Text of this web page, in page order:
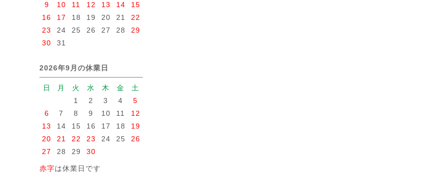
9
10 11 12 13 14
15
16
17 18 19 20 21
22
23
24 25 26 27 28
29
30
31
2026年9月の休業日
日 月 火 水 木 金
土
1
2 3 4
5
6
7 8 9 10 11
12
13
14 15 16 17 18
19
20
21 22 23 24 25
26
27
28 29 30
赤字は休業日です